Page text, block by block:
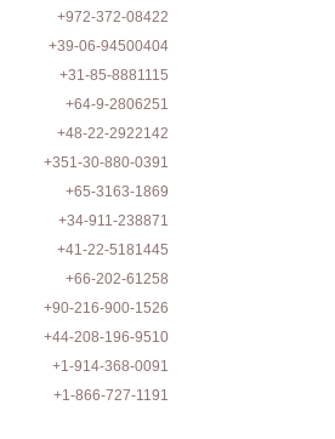
+972-372-08422
+39-06-94500404
+31-85-8881115
+64-9-2806251
+48-22-2922142
+351-30-880-0391
+65-3163-1869
+34-911-238871
+41-22-5181445
+66-202-61258
+90-216-900-1526
+44-208-196-9510
+1-914-368-0091
+1-866-727-1191